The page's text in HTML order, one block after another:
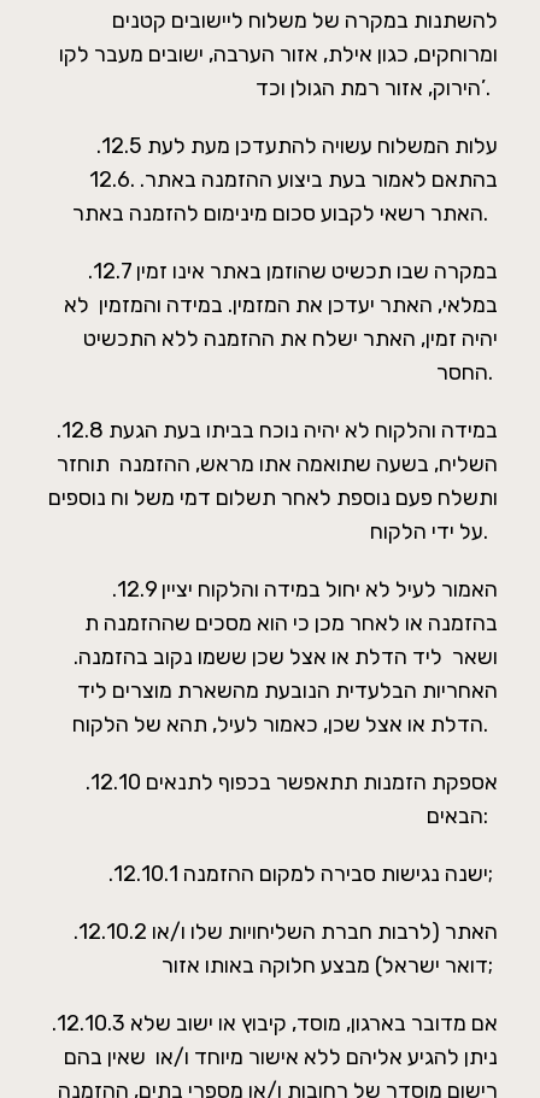
להשתנות במקרה של משלוח ליישובים קטנים
ומרוחקים, כגון אילת, אזור הערבה, ישובים מעבר לקו
הירוק, אזור רמת הגולן וכד’.
.12.5 עלות המשלוח עשויה להתעדכן מעת לעת
בהתאם לאמור בעת ביצוע ההזמנה באתר. .12.6
האתר רשאי לקבוע סכום מינימום להזמנה באתר.
.12.7 במקרה שבו תכשיט שהוזמן באתר אינו זמין
במלאי, האתר יעדכן את המזמין. במידה והמזמין לא
יהיה זמין, האתר ישלח את ההזמנה ללא התכשיט
החסר.
.12.8 במידה והלקוח לא יהיה נוכח בביתו בעת הגעת
השליח, בשעה שתואמה אתו מראש, ההזמנה תוחזר
ותשלח פעם נוספת לאחר תשלום דמי משל וח נוספים
על ידי הלקוח.
.12.9 האמור לעיל לא יחול במידה והלקוח יציין
בהזמנה או לאחר מכן כי הוא מסכים שההזמנה ת
ושאר ליד הדלת או אצל שכן ששמו נקוב בהזמנה.
האחריות הבלעדית הנובעת מהשארת מוצרים ליד
הדלת או אצל שכן, כאמור לעיל, תהא של הלקוח.
.12.10 אספקת הזמנות תתאפשר בכפוף לתנאים
הבאים:
.12.10.1 ישנה נגישות סבירה למקום ההזמנה;
.12.10.2 האתר (לרבות חברת השליחויות שלו ו/או
דואר ישראל) מבצע חלוקה באותו אזור;
.12.10.3 אם מדובר בארגון, מוסד, קיבוץ או ישוב שלא
ניתן להגיע אליהם ללא אישור מיוחד ו/או שאין בהם
רישום מוסדר של רחובות ו/או מספרי בתים, ההזמנה